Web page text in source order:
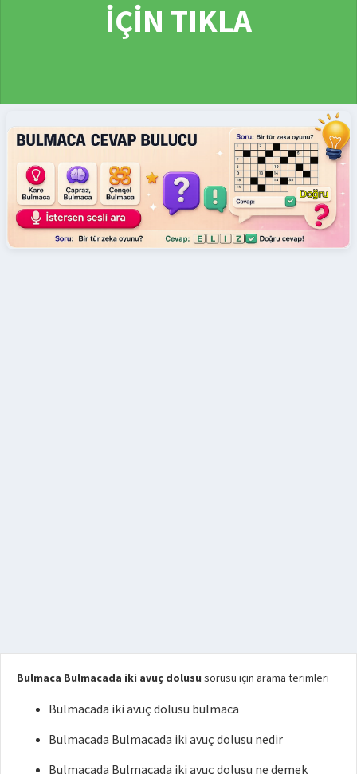
İÇİN TIKLA
Bulmaca Bulmacada iki avuç dolusu sorusu için arama terimleri
Bulmacada iki avuç dolusu bulmaca
Bulmacada Bulmacada iki avuç dolusu nedir
Bulmacada Bulmacada iki avuç dolusu ne demek